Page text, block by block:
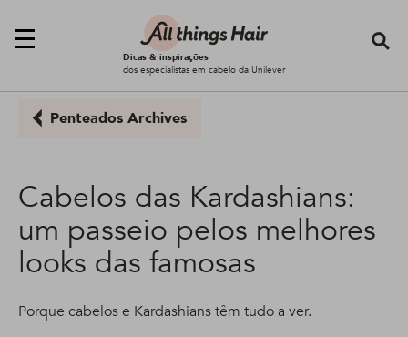
Dicas & inspirações
dos especialistas em cabelo da Unilever
Penteados Archives
Cabelos das Kardashians:
um passeio pelos melhores
looks das famosas
Porque cabelos e Kardashians têm tudo a ver.